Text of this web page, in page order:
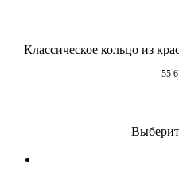
Классическое кольцо из
55